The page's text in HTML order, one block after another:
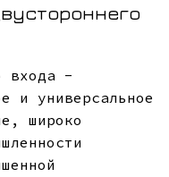
входа -
и универсальное
широко